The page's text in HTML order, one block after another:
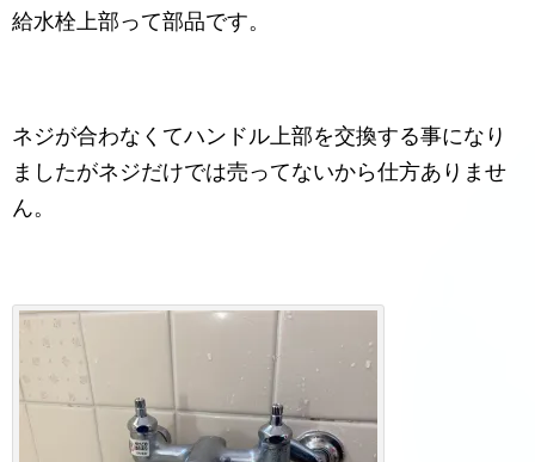
給水栓上部って部品です。
ネジが合わなくてハンドル上部を交換する事になり
ましたがネジだけでは売ってないから仕方ありませ
ん。